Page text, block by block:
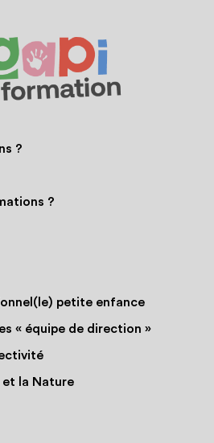
?
?
petite enfance
« équipe de direction »
et la Nature